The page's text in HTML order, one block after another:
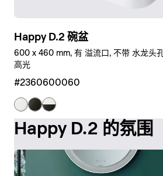
Happy D.2 碗盆
600 x 460 mm, 有 溢流口, 不带 水龙头
高光
#2360600060
Happy D.2 的氛围